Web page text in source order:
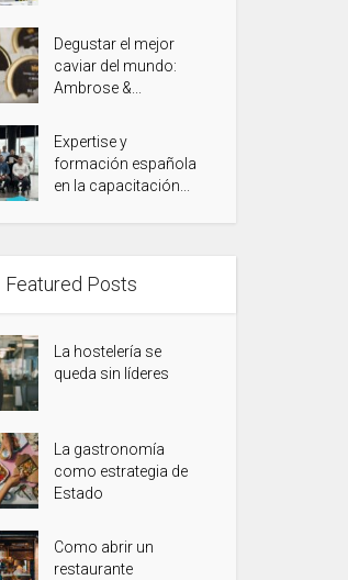
Degustar el mejor
caviar del mundo:
Ambrose &...
Expertise y
formación española
en la capacitación...
Featured Posts
La hostelería se
queda sin líderes
La gastronomía
como estrategia de
Estado
Como abrir un
restaurante